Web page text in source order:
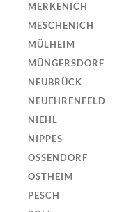
MERKENICH
MESCHENICH
MÜLHEIM
MÜNGERSDORF
NEUBRÜCK
NEUEHRENFELD
NIEHL
NIPPES
OSSENDORF
OSTHEIM
PESCH